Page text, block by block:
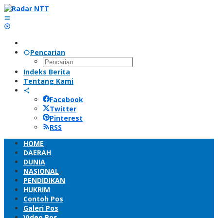
Lewati
ke
konten
Pencarian
Indeks Berita
Tentang Kami
Facebook
Twitter
Pinterest
RSS
HOME
DAERAH
DUNIA
NASIONAL
PENDIDIKAN
HUKRIM
Contoh Pos
Galeri Pos